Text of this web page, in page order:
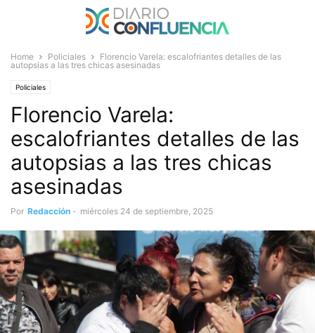
Home Policiales
Florencio Varela: escalofriantes detalles de las
autopsias a las tres chicas asesinadas
Policiales
Florencio Varela:
escalofriantes detalles de las
autopsias a las tres chicas
asesinadas
Por Redacción - miércoles 24 de septiembre, 2025